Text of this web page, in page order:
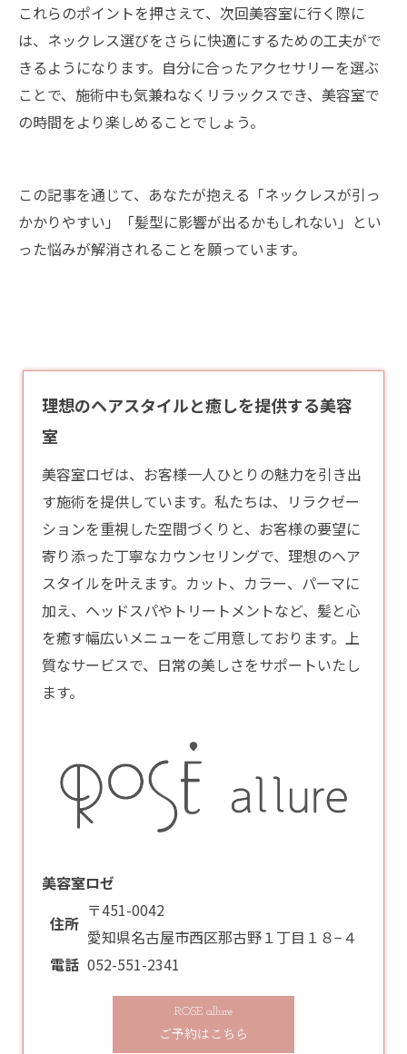
これらのポイントを押さえて、次回美容室に行く際に
は、ネックレス選びをさらに快適にするための工夫がで
きるようになります。自分に合ったアクセサリーを選ぶ
ことで、施術中も気兼ねなくリラックスでき、美容室で
の時間をより楽しめることでしょう。
この記事を通じて、あなたが抱える「ネックレスが引っ
かかりやすい」「髪型に影響が出るかもしれない」とい
った悩みが解消されることを願っています。
理想のヘアスタイルと癒しを提供する美容
室
美容室ロゼは、お客様一人ひとりの魅力を引き出
す施術を提供しています。私たちは、リラクゼー
ションを重視した空間づくりと、お客様の要望に
寄り添った丁寧なカウンセリングで、理想のヘア
スタイルを叶えます。カット、カラー、パーマに
加え、ヘッドスパやトリートメントなど、髪と心
を癒す幅広いメニューをご用意しております。上
質なサービスで、日常の美しさをサポートいたし
ます。
美容室ロゼ
住所
〒451-0042
愛知県名古屋市西区那古野１丁目１８−４
電話 052-551-2341
ROSE allure
ご予約はこちら